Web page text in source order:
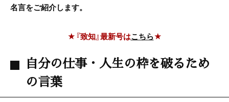
名言をご紹介します。
★『致知』最新号はこちら★
自分の仕事・人生の枠を破るため
の言葉